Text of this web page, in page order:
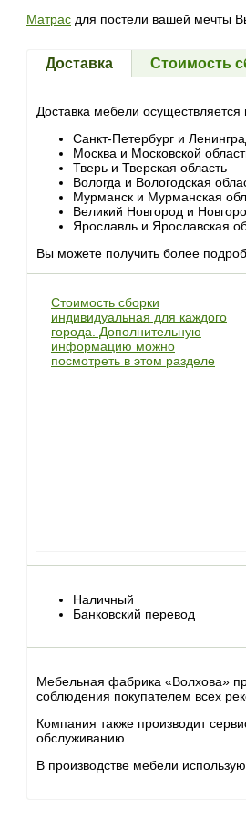
Матрас для постели вашей мечты
Доставка Стоимость
Доставка мебели
Санкт-Петербург и
Москва и Московской
Тверь и Тверская область
Вологда и Вологодская
Мурманск и Мурманская
Великий Новгород и
Ярославль и Ярославская
Вы можете получить более
Стоимость сборки
индивидуальная для каждого
города. Дополнительную
информацию можно
посмотреть в этом разделе
Наличный
Банковский перевод
Мебельная фабрика «Волхова»
соблюдения покупателем всех
Компания также производит
обслуживанию.
В производстве мебели